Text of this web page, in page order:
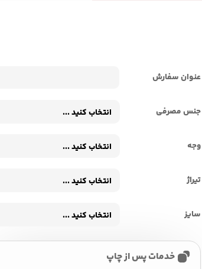
عنوان سفارش
جنس مصرفی
وجه
تیراژ
سایز
خدمات پس از چاپ